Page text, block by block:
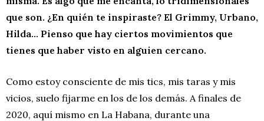
que son. ¿En quién te inspiraste? El Grimmy, Urbano,
Hilda… Pienso que hay ciertos movimientos que
tienes que haber visto en alguien cercano.
Como estoy consciente de mis tics, mis taras y mis
vicios, suelo fijarme en los de los demás. A finales de
2020, aquí mismo en La Habana, durante una